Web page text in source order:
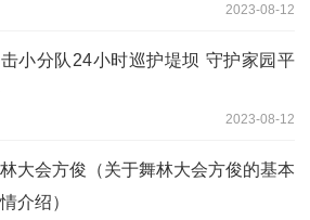
2023-08-12
小分队24小时巡护堤坝 守护家园平
2023-08-12
大会方俊（关于舞林大会方俊的基本
介绍）